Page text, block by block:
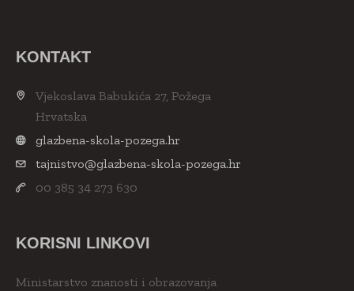
KONTAKT
Vjekoslava Babukića 27, Požega
Hrvatska
glazbena-skola-pozega.hr
tajnistvo@glazbena-skola-pozega.hr
00 385 34 273 630
KORISNI LINKOVI
Ministarstvo znanosti i obrazovanja